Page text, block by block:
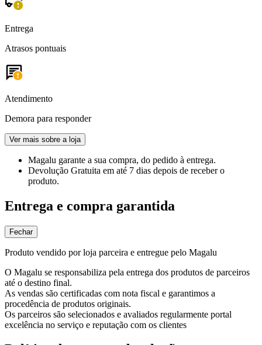
Entrega
Atrasos pontuais
Atendimento
Demora para responder
Ver mais sobre a loja
Magalu garante a sua compra, do pedido à entrega.
Devolução Gratuita em até 7 dias depois de receber o
produto.
Entrega e compra garantida
Fechar
Produto vendido por loja parceira e entregue pelo Magalu
O Magalu se responsabiliza pela entrega dos produtos de parceiros
até o destino final.
As vendas são certificadas com nota fiscal e garantimos a
procedência de produtos originais.
Os parceiros são selecionados e avaliados regularmente portal
excelência no serviço e reputação com os clientes